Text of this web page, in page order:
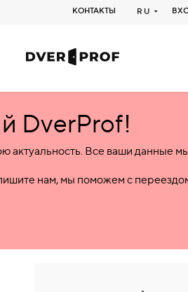
КОНТАКТЫ RU
DverProf!
актуальность. Все ваши данные
нам, мы поможем с